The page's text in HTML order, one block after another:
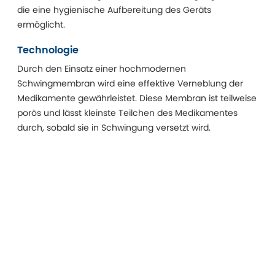
die eine hygienische Aufbereitung des Geräts
ermöglicht.
Technologie
Durch den Einsatz einer hochmodernen
Schwingmembran wird eine effektive Verneblung der
Medikamente gewährleistet. Diese Membran ist teilweise
porös und lässt kleinste Teilchen des Medikamentes
durch, sobald sie in Schwingung versetzt wird.